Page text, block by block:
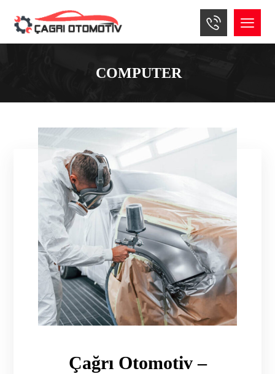
COMPUTER
Çağrı Otomotiv –